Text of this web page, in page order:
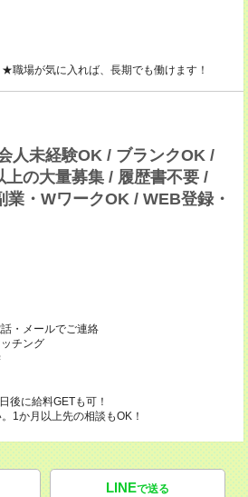
場が気に入れば、長期でも働けます！
人未経験OK / ブランクOK /
上の大量募集 / 履歴書不要 /
業・WワークOK / WEB登録・
・メールでご連絡
チング
後に給料GETも可！
1か月以上先の相談もOK！
LINEで送る